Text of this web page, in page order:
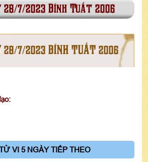
7/2023 Bính Tuất 2006
28/7/2023 BÍNH TUẤT 2006
VI 5 NGÀY TIẾP THEO